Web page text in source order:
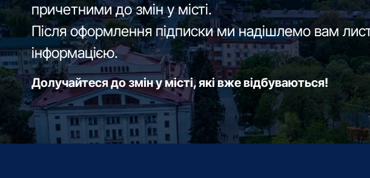
причетними до змін у місті.
Після оформлення підписки ми надішлемо вам
інформацією.
Долучайтеся до змін у місті, які вже відбуваються!